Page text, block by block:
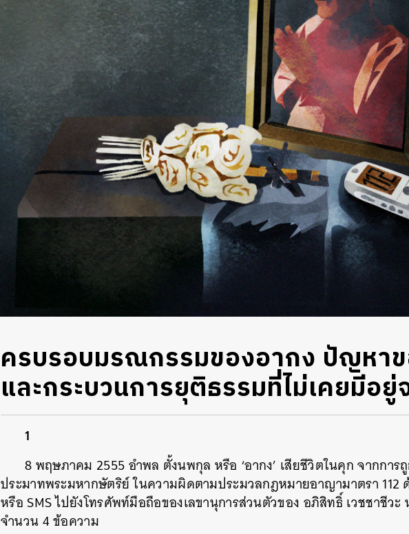
ครบรอบมรณกรรมของอากง ปัญหา
และกระบวนการยุติธรรมที่ไม่เคยมีอยู่
1
8 พฤษภาคม 2555 อำพล ตั้งนพกุล หรือ ‘อากง’ เสียชีวิตในคุก จากกา
ประมาทพระมหากษัตริย์ ในความผิดตามประมวลกฎหมายอาญามาตรา 112
หรือ SMS ไปยังโทรศัพท์มือถือของเลขานุการส่วนตัวของ อภิสิทธิ์ เวชชาชีว
จำนวน 4 ข้อความ